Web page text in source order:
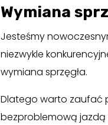
Wymiana
Jesteśmy
niezwykle
wymiana sprzęgła.
Dlatego warto zaufać
bezproblemową jazdą